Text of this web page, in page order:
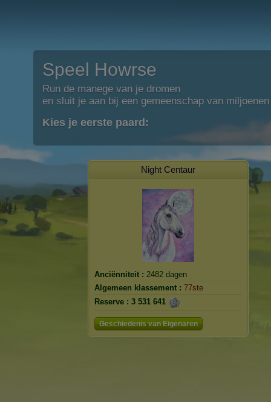
Speel Howrse
Run de manege van je dromen
en sluit je aan bij een gemeenschap van
Kies je eerste paard:
Night Centaur
Anciënniteit : 2482 dagen
Algemeen klassement : 77ste
Reserve : 3 531 641
Geschiedenis van Eigenaren